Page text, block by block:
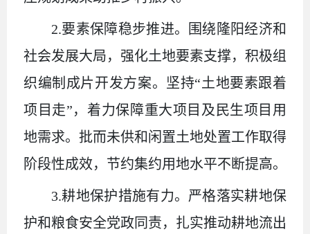
2.要素保障稳步推进。围绕隆阳经济和
社会发展大局，强化土地要素支撑，积极组
织编制成片开发方案。坚持“土地要素跟着
项目走”，着力保障重大项目及民生项目用
地需求。批而未供和闲置土地处置工作取得
阶段性成效，节约集约用地水平不断提高。
3.耕地保护措施有力。严格落实耕地保
护和粮食安全党政同责，扎实推动耕地流出